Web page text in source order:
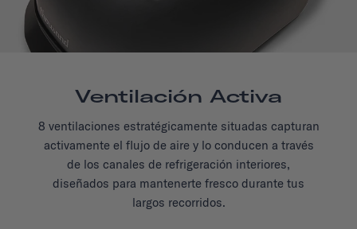
Ventilación Activa
8 ventilaciones estratégicamente situadas capturan
activamente el flujo de aire y lo conducen a través
de los canales de refrigeración interiores,
diseñados para mantenerte fresco durante tus
largos recorridos.